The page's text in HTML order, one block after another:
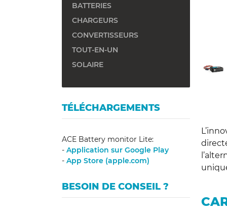
BATTERIES
CHARGEURS
CONVERTISSEURS
TOUT-EN-UN
SOLAIRE
TÉLÉCHARGEMENTS
ACE Battery monitor Lite:
- Application sur Google Play
- App Store (apple.com)
BESOIN DE CONSEIL ?